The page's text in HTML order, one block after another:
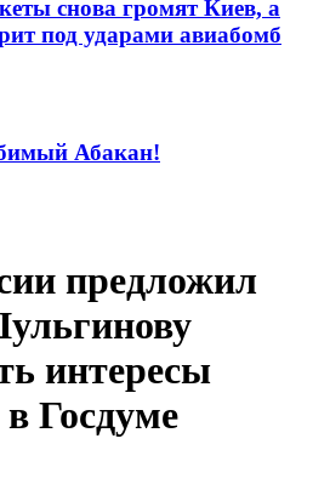
снова громят Киев, а
под ударами авиабомб
Абакан!
предложил
интересы
Госдуме